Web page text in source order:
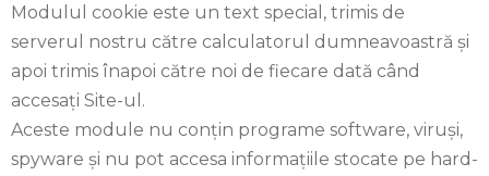
Modulul cookie este un text special, trimis de
serverul nostru către calculatorul dumneavoastră și
apoi trimis înapoi către noi de fiecare dată când
accesați Site-ul.
Aceste module nu conțin programe software, viruși,
spyware și nu pot accesa informațiile stocate pe hard-